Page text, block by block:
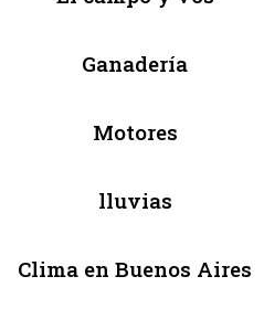
Ganadería
Motores
lluvias
Clima en Buenos Aires